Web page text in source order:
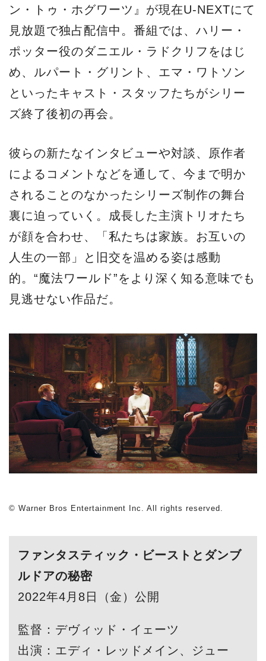
ン・トゥ・ホグワーツ』が現在U-NEXTにて
見放題で独占配信中。番組では、ハリー・
ポッター役のダニエル・ラドクリフをはじ
め、ルパート・グリント、エマ・ワトソン
といったキャスト・スタッフたちがシリー
ズ終了後初の再会。
彼らの新たなインタビューや対談、原作者
によるコメントなどを通して、今まで明か
されることのなかったシリーズ制作の舞台
裏に迫っていく。成長した主演トリオたち
が顔を合わせ、「私たちは家族。お互いの
人生の一部」と旧交を温める姿は感動
的。“魔法ワールド”をより深く知る意味でも
見逃せない作品だ。
© Warner Bros Entertainment Inc. All rights reserved.
ファンタスティック・ビーストとダンブ
ルドアの秘密
2022年4月8日（金）公開
監督：デヴィッド・イェーツ
出演：エディ・レッドメイン、ジュー